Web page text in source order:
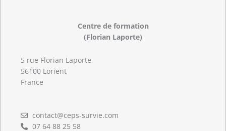
Centre de formation
(Florian Laporte)
5 rue Florian Laporte
56100 Lorient
France
contact@ceps-survie.com
07 64 88 25 58